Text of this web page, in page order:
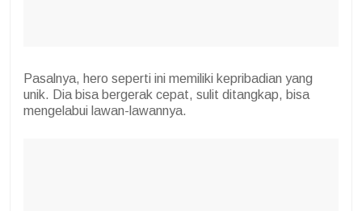
Pasalnya, hero seperti ini memiliki kepribadian yang
unik. Dia bisa bergerak cepat, sulit ditangkap, bisa
mengelabui lawan-lawannya.